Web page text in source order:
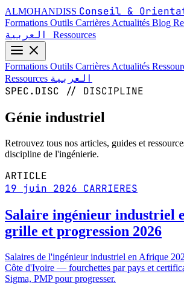
ALMOHANDISS Conseil &
Formations Outils Carrières Actualités Blog
Ressources
Formations Outils Carrières Actualités
Ressources العربية
SPEC.DISC // DISCIPLINE
Génie industriel
Retrouvez tous nos articles, guides et
discipline de l'ingénierie.
ARTICLE
19 juin 2026 CARRIERES
Salaire ingénieur industriel
grille et progression 2026
Salaires de l'ingénieur industriel en Afrique
Côte d'Ivoire — fourchettes par pays et
Sigma, PMP pour progresser.